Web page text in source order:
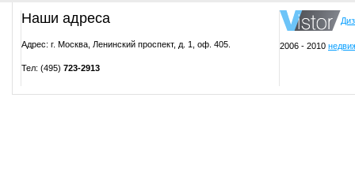
Наши адреса
Адрес: г. Москва, Ленинский проспект, д. 1, оф. 405.
Тел: (495) 723-2913
2006 - 2010